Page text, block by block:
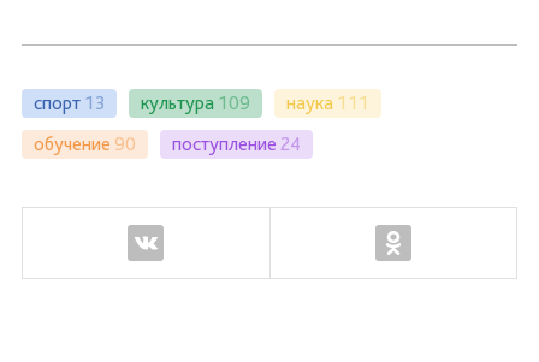
спорт 13 культура 109 наука 111
обучение 90 поступление 24